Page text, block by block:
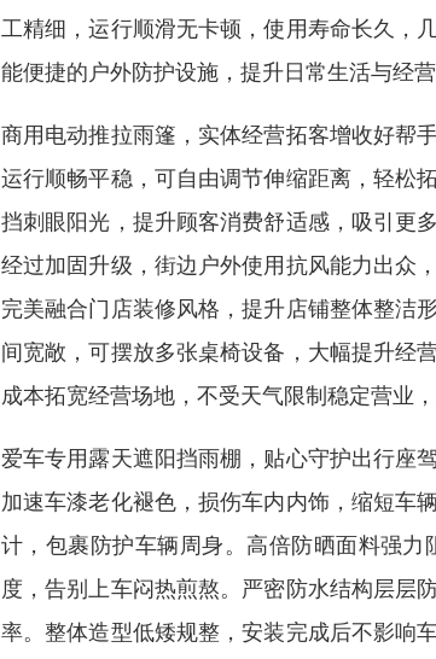
工精细，运行顺滑无卡顿，使用寿命长久，
能便捷的户外防护设施，提升日常生活与经营
商用电动推拉雨篷，实体经营拓客增收好帮
运行顺畅平稳，可自由调节伸缩距离，轻松
挡刺眼阳光，提升顾客消费舒适感，吸引更
经过加固升级，街边户外使用抗风能力出众
完美融合门店装修风格，提升店铺整体整洁
间宽敞，可摆放多张桌椅设备，大幅提升经
成本拓宽经营场地，不受天气限制稳定营业
爱车专用露天遮阳挡雨棚，贴心守护出行座
加速车漆老化褪色，损伤车内内饰，缩短车
计，包裹防护车辆周身。高倍防晒面料强
度，告别上车闷热煎熬。严密防水结构层层
率。整体造型低矮规整，安装完成后不影响